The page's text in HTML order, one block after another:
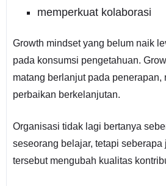
memperkuat kolaborasi
Growth mindset yang belum naik
pada konsumsi pengetahuan.
matang berlanjut pada penerapan,
perbaikan berkelanjutan.
Organisasi tidak lagi bertanya
seseorang belajar, tetapi
tersebut mengubah kualitas